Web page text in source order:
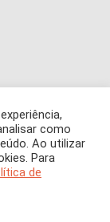
os direitos
a
(imagens
como
Ao utilizar
Para
de